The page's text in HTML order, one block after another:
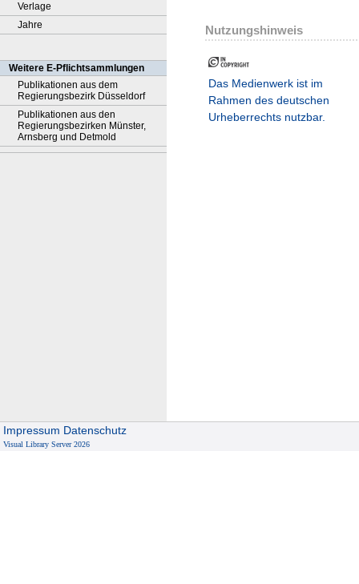
Verlage
Jahre
Weitere E-Pflichtsammlungen
Publikationen aus dem
Regierungsbezirk Düsseldorf
Publikationen aus den
Regierungsbezirken Münster,
Arnsberg und Detmold
Nutzungshinweis
Das Medienwerk ist im
Rahmen des deutschen
Urheberrechts nutzbar.
Impressum Datenschutz
Visual Library Server 2026